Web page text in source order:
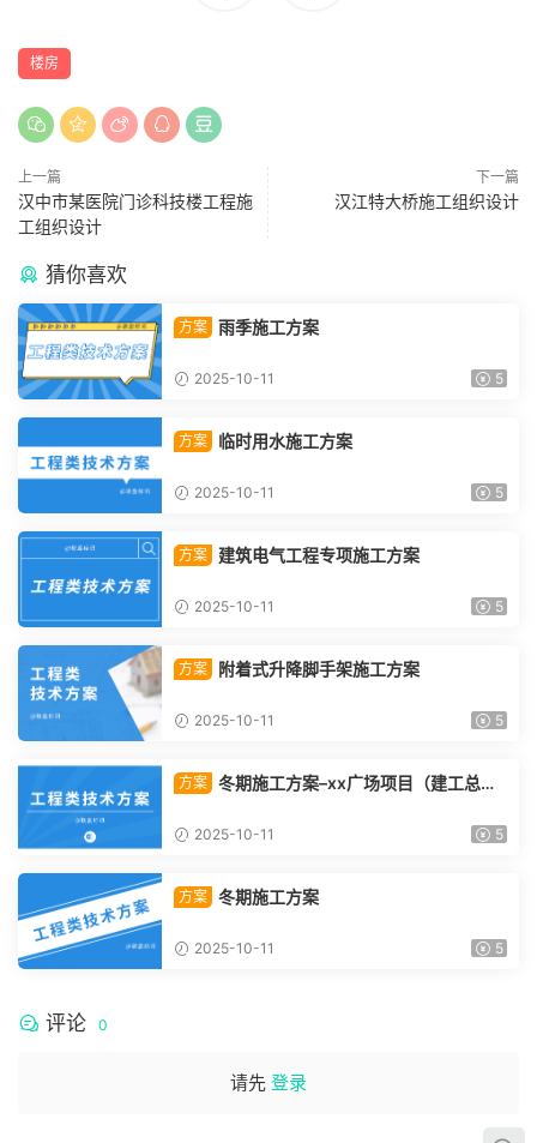
楼房
上一篇
汉中市某医院门诊科技楼工程施
工组织设计
下一篇
汉江特大桥施工组织设计
猜你喜欢
方案 雨季施工方案
2025-10-11 5
方案 临时用水施工方案
2025-10-11 5
方案 建筑电气工程专项施工方案
2025-10-11 5
方案 附着式升降脚手架施工方案
2025-10-11 5
方案 冬期施工方案–xx广场项目（建工总承
2025-10-11 5
方案 冬期施工方案
2025-10-11 5
评论 0
请先 登录